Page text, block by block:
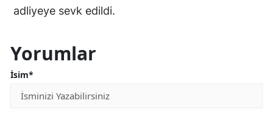
adliyeye sevk edildi.
Yorumlar
İsim*